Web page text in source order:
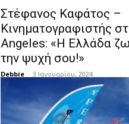
Στέφανος Καφάτος –
Κινηματογραφιστής
Angeles: «Η Ελλάδα
την ψυχή σου!»
Debbie - 3 Ιανουαρίου, 2024